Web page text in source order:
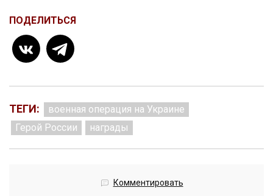
ПОДЕЛИТЬСЯ
ТЕГИ:
военная операция на Украине
Герой России
награды
Комментировать